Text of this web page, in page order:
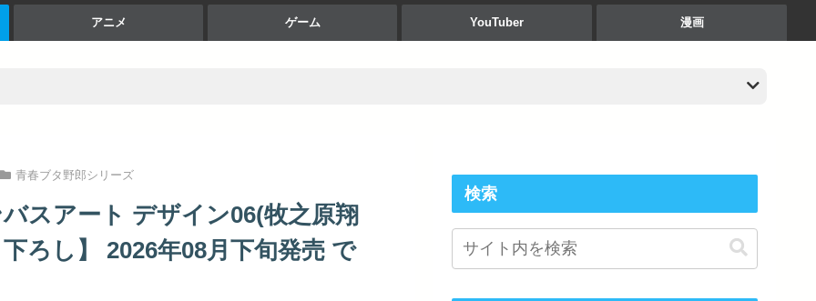
アニメ ゲーム YouTuber 漫画
青春ブタ野郎シリーズ
スアート デザイン06(牧之原翔
ろし】 2026年08月下旬発売 で
検索